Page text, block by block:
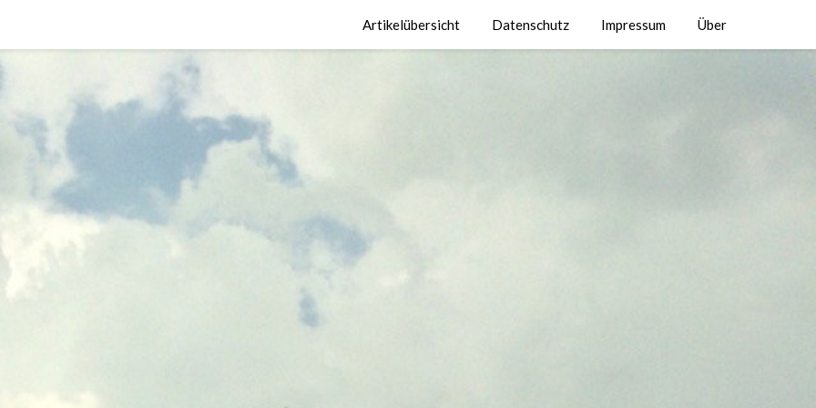
Artikelübersicht Datenschutz Impressum Über